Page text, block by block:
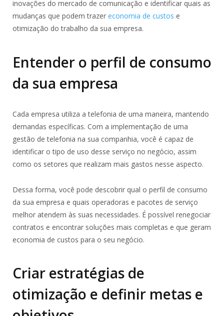
inovações do mercado de comunicação e identificar quais as
mudanças que podem trazer economia de custos e
otimização do trabalho da sua empresa.
Entender o perfil de consumo
da sua empresa
Cada empresa utiliza a telefonia de uma maneira, mantendo
demandas específicas. Com a implementação de uma
gestão de telefonia na sua companhia, você é capaz de
identificar o tipo de uso desse serviço no negócio, assim
como os setores que realizam mais gastos nesse aspecto.
Dessa forma, você pode descobrir qual o perfil de consumo
da sua empresa e quais operadoras e pacotes de serviço
melhor atendem às suas necessidades. É possível renegociar
contratos e encontrar soluções mais completas e que geram
economia de custos para o seu negócio.
Criar estratégias de
otimização e definir metas e